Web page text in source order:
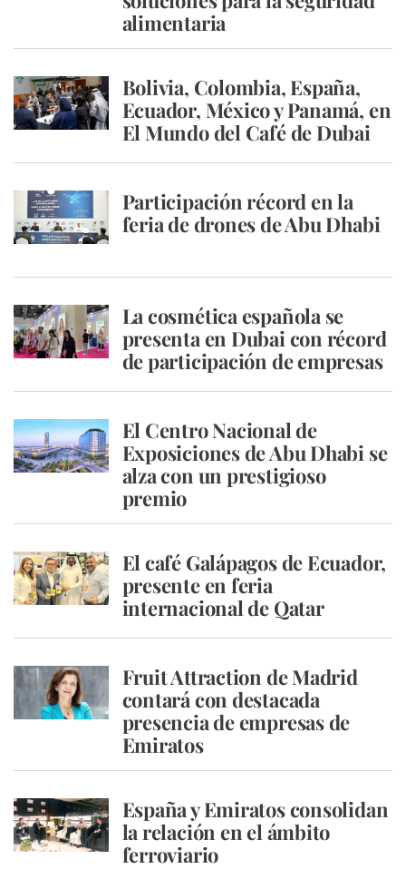
alimentaria
Bolivia, Colombia, España,
Ecuador, México y Panamá, en
El Mundo del Café de Dubai
Participación récord en la
feria de drones de Abu Dhabi
La cosmética española se
presenta en Dubai con récord
de participación de empresas
El Centro Nacional de
Exposiciones de Abu Dhabi se
alza con un prestigioso
premio
El café Galápagos de Ecuador,
presente en feria
internacional de Qatar
Fruit Attraction de Madrid
contará con destacada
presencia de empresas de
Emiratos
España y Emiratos consolidan
la relación en el ámbito
ferroviario